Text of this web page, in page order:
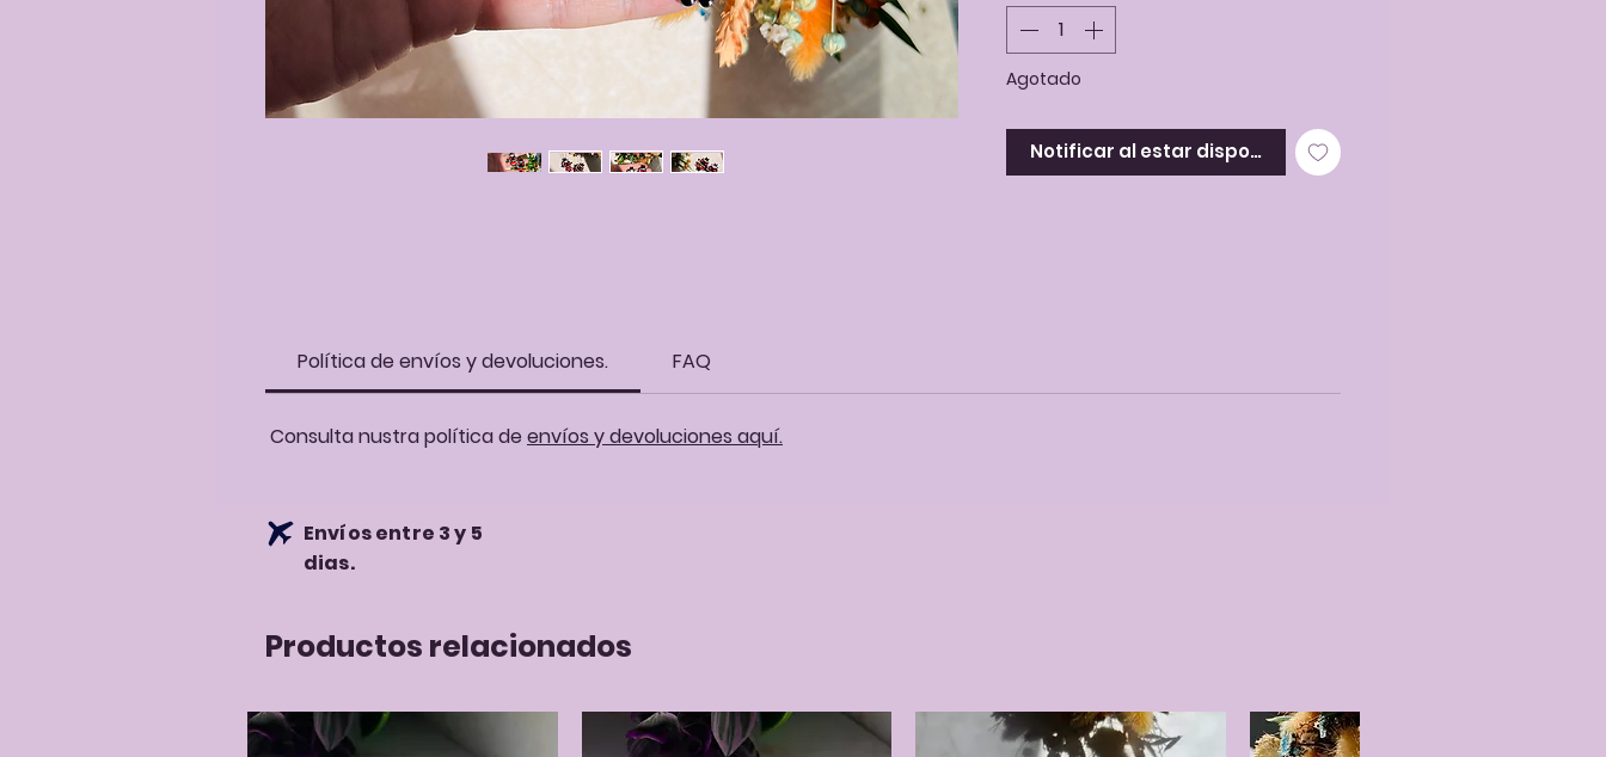
Agotado
Notificar al estar disponible
Política de envíos y devoluciones. FAQ
Consulta nustra política de envíos y devoluciones aquí.
Envíos entre 3 y 5
dias.
Productos relacionados